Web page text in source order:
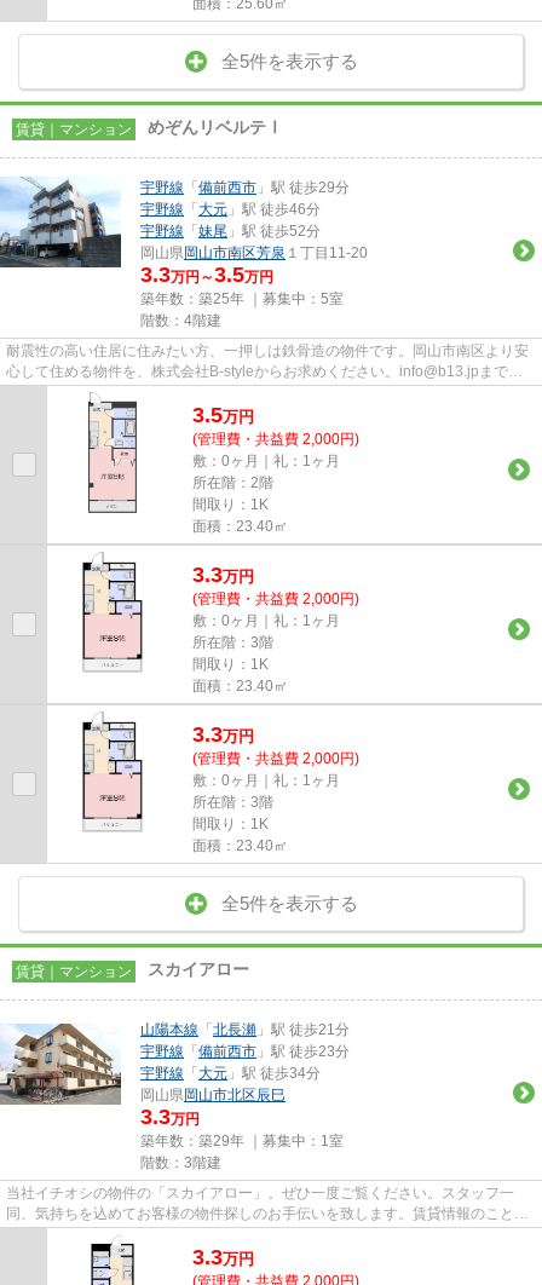
面積：25.60㎡
全5件を表示する
賃貸｜マンション めぞんリベルテⅠ
宇野線 「 備前西市 」駅 徒歩29分
宇野線 「 大元 」駅 徒歩46分
宇野線 「 妹尾 」駅 徒歩52分
岡山県岡山市南区芳泉 １丁目11-20
3.3万円～3.5万円
築年数：築25年 ｜募集中： 5室
階数：4階建
耐震性の高い住居に住みたい方、一押しは鉄骨造の物件です。岡山市南区より安
心して住める物件を、株式会社B-styleからお求めください。info@b13.jpまでお
気軽にご連絡ください。
3.5万円
(管理費・共益費 2,000円)
敷：0ヶ月｜礼：1ヶ月
所在階：2階
間取り：1K
面積：23.40㎡
3.3万円
(管理費・共益費 2,000円)
敷：0ヶ月｜礼：1ヶ月
所在階：3階
間取り：1K
面積：23.40㎡
3.3万円
(管理費・共益費 2,000円)
敷：0ヶ月｜礼：1ヶ月
所在階：3階
間取り：1K
面積：23.40㎡
全5件を表示する
賃貸｜マンション スカイアロー
山陽本線 「 北長瀬 」駅 徒歩21分
宇野線 「 備前西市 」駅 徒歩23分
宇野線 「 大元 」駅 徒歩34分
岡山県岡山市北区辰巳
3.3万円
築年数：築29年 ｜募集中： 1室
階数：3階建
当社イチオシの物件の「スカイアロー」。ぜひ一度ご覧ください。スタッフ一
同、気持ちを込めてお客様の物件探しのお手伝いを致します。賃貸情報のことな
ら、豊富な物件情報を取り扱う...
3.3万円
(管理費・共益費 2,000円)